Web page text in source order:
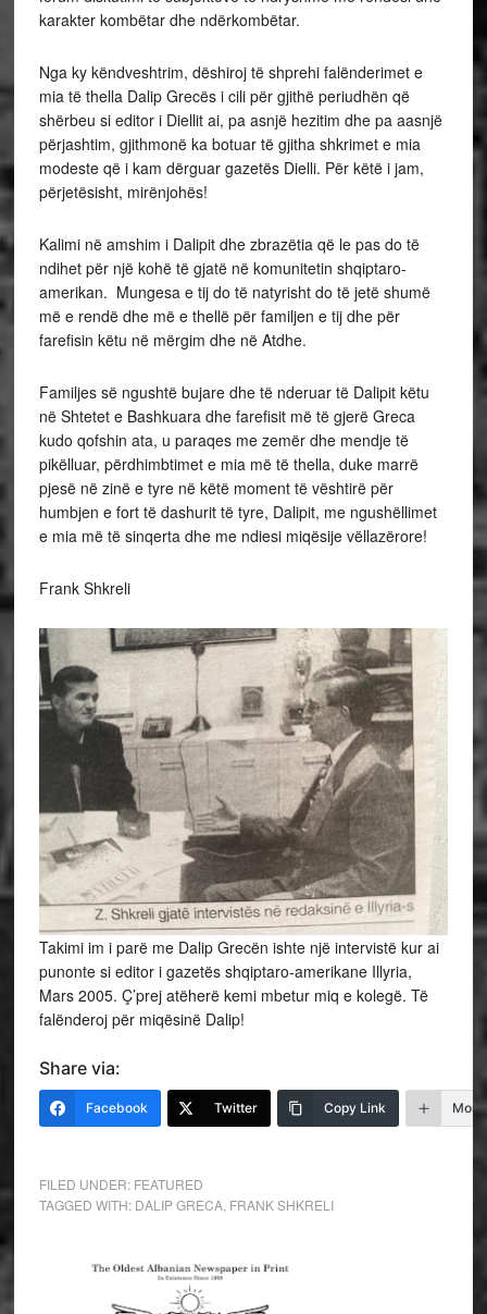
karakter kombëtar dhe ndërkombëtar.
Nga ky këndveshtrim, dëshiroj të shprehi falënderimet e
mia të thella Dalip Grecës i cili për gjithë periudhën që
shërbeu si editor i Diellit ai, pa asnjë hezitim dhe pa aasnjë
përjashtim, gjithmonë ka botuar të gjitha shkrimet e mia
modeste që i kam dërguar gazetës Dielli. Për këtë i jam,
përjetësisht, mirënjohës!
Kalimi në amshim i Dalipit dhe zbrazëtia që le pas do të
ndihet për një kohë të gjatë në komunitetin shqiptaro-
amerikan. Mungesa e tij do të natyrisht do të jetë shumë
më e rendë dhe më e thellë për familjen e tij dhe për
farefisin këtu në mërgim dhe në Atdhe.
Familjes së ngushtë bujare dhe të nderuar të Dalipit këtu
në Shtetet e Bashkuara dhe farefisit më të gjerë Greca
kudo qofshin ata, u paraqes me zemër dhe mendje të
pikëlluar, përdhimbtimet e mia më të thella, duke marrë
pjesë në zinë e tyre në këtë moment të vështirë për
humbjen e fort të dashurit të tyre, Dalipit, me ngushëllimet
e mia më të sinqerta dhe me ndiesi miqësije vëllazërore!
Frank Shkreli
Takimi im i parë me Dalip Grecën ishte një intervistë kur ai
punonte si editor i gazetës shqiptaro-amerikane Illyria,
Mars 2005. Ç’prej atëherë kemi mbetur miq e kolegë. Të
falënderoj për miqësinë Dalip!
Share via:
Facebook Twitter Copy Link More
FILED UNDER: FEATURED
TAGGED WITH: DALIP GRECA, FRANK SHKRELI